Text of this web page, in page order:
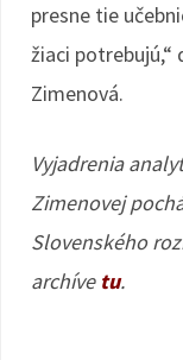
presne tie
žiaci potrebujú,“
Zimenová.
Vyjadrenia
Zimenovej
Slovenského
archíve tu.